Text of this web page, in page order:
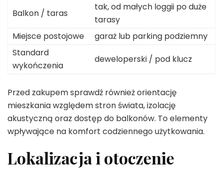
Balkon / taras
tak, od małych loggii po duże
tarasy
Miejsce postojowe
garaż lub parking podziemny
Standard
wykończenia
deweloperski / pod klucz
Przed zakupem sprawdź również orientację
mieszkania względem stron świata, izolację
akustyczną oraz dostęp do balkonów. To elementy
wpływające na komfort codziennego użytkowania.
Lokalizacja i otoczenie